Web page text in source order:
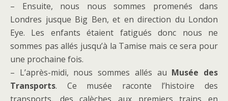
– Ensuite, nous nous sommes promenés dans
Londres jusque Big Ben, et en direction du London
Eye. Les enfants étaient fatigués donc nous ne
sommes pas allés jusqu’à la Tamise mais ce sera pour
une prochaine fois.
– L’après-midi, nous sommes allés au Musée des
Transports. Ce musée raconte l’histoire des